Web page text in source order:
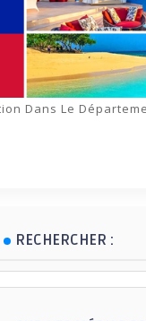
Dans Le
RECHERCHER :